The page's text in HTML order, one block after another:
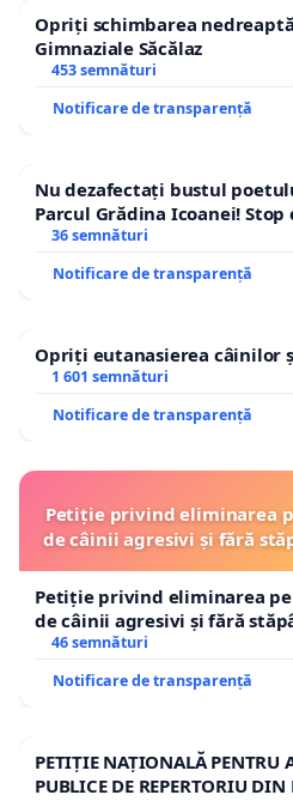
Opriți schimbarea
Gimnaziale Săcălaz
453 semnături
Notificare de transparență
Nu dezafectați bustul
Parcul Grădina Icoanei!
36 semnături
Notificare de transparență
Opriți eutanasierea câinilor
1 601 semnături
Notificare de transparență
Petiție privind eliminarea
de câinii agresivi și fără
Petiție privind eliminarea
de câinii agresivi și fără
46 semnături
Notificare de transparență
PETIȚIE NAȚIONALĂ PENTRU
PUBLICE DE REPERTORIU